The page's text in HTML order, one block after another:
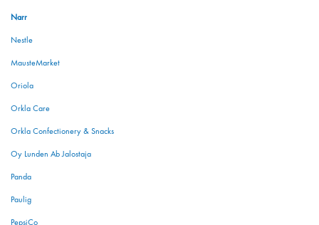
Narr
Nestle
MausteMarket
Oriola
Orkla Care
Orkla Confectionery & Snacks
Oy Lunden Ab Jalostaja
Panda
Paulig
PepsiCo